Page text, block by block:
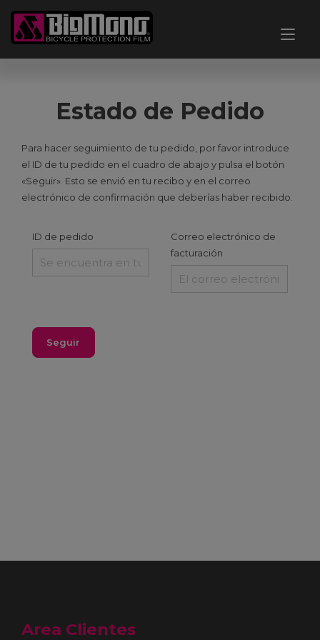
contenido
Estado de Pedido
Para hacer seguimiento de tu pedido, por favor introduce
el ID de tu pedido en el cuadro de abajo y pulsa el botón
«Seguir». Esto se envió en tu recibo y en el correo
electrónico de confirmación que deberías haber recibido.
ID de pedido
Correo electrónico de
facturación
Seguir
Area Clientes